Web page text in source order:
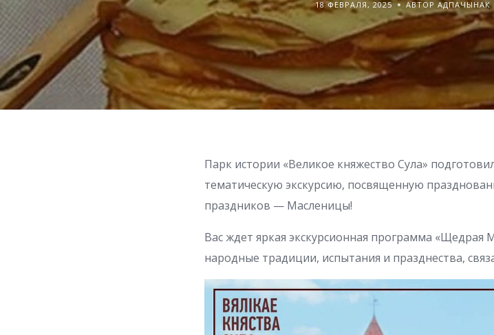
18 ФЕВРАЛЯ, 2025 АВТОР АДПАЧЫНАК
Парк истории «Великое княжество Сула»
тематическую экскурсию, посвященную
праздников — Масленицы!
Вас ждет яркая экскурсионная программа «Щедрая
народные традиции, испытания и празднества,